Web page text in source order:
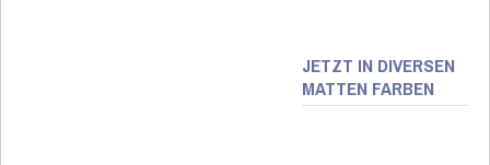
JETZT IN DIVERSEN
MATTEN FARBEN